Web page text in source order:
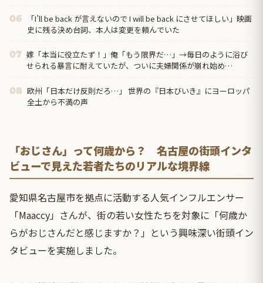
06
「I’ll be back が言えないので I will be back にさせてほしい」映画
史に残る決め台詞、本人は変更を頼んでいた
07 嫁「本当に役立たず！」俺「もう限界だ…」→毎日のように浴び
せられる暴言に耐えていたが、ついに夫婦関係が崩れ始め…
08 欧州「日本だけ反則だろ…」 世界の『日本びいき』にヨーロッパ
全土から不満の声
「おじさん」って何歳から？ 名古屋の街頭インタ
ビューで見えた若者たちのリアルな境界線
愛知県名古屋市を拠点に活動する人気インフルエンサー
「Maaccy」さんが、街の若い女性たちを対象に「何歳か
らがおじさんだと感じますか？」という興味深い街頭イン
タビューを実施しました。